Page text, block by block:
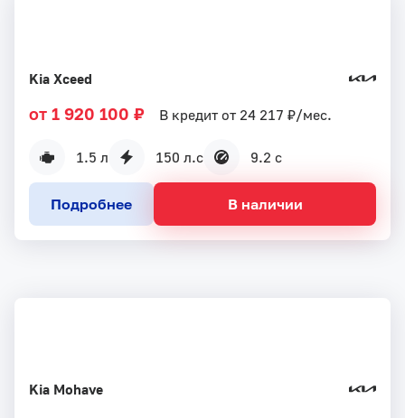
Kia Xceed
1.5 л 150 л.с 9.2 с
от 1 920 100 ₽ В кредит от 24 217 ₽/мес.
Подробнее В наличии
Kia Mohave